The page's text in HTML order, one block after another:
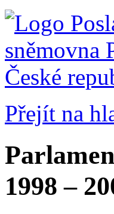
Přejít na
1998 –